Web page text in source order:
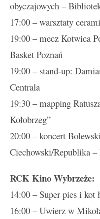
obyczajowych –
17:00 – warsztaty
19:00 – mecz Kotwica
Basket Poznań
19:00 – stand-up:
Centrala
19:30 – mapping
Kołobrzeg”
20:00 – koncert
Ciechowski/Republika –
RCK Kino Wybrzeże:
14:00 – Super pies i kot
16:00 – Uwierz w